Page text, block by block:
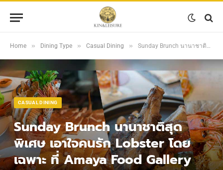
Home » Dining Type » Casual Dining » Sunday Brunch นานาชาติสุดพิเศษ เอาใจคนรัก Lobster โดยเฉพาะ ที่ Amaya Food Gallery
CASUAL DINING
Sunday Brunch นานาชาติสุด
พิเศษ เอาใจคนรัก Lobster โดย
เฉพาะ ที่ Amaya Food Gallery